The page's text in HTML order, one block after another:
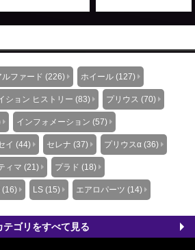
ルファード (226) ホイール (127)
ション ヒストリー (83) プリウス (70)
インフォメーション (57)
イ (44) セレナ (37) プリウスα (36)
ィマ (21) プラド (18)
(16) LS (15) エアロパーツ (14)
テゴリをすべて見る